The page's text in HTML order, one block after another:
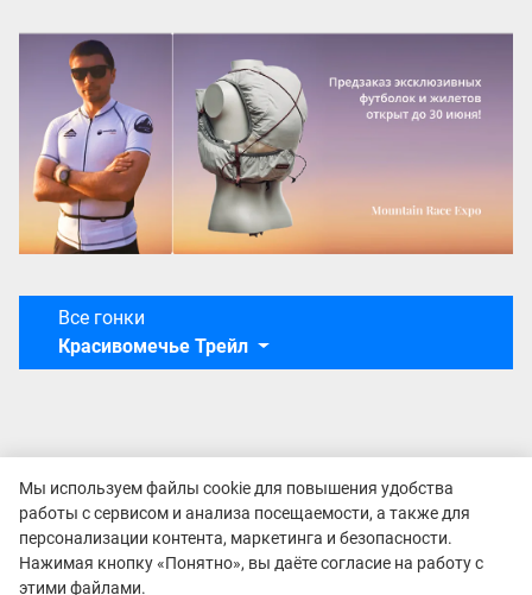
Все гонки
Красивомечье Трейл
Мы используем файлы cookie для повышения удобства
работы с сервисом и анализа посещаемости, а также для
персонализации контента, маркетинга и безопасности.
Нажимая кнопку «Понятно», вы даёте согласие на работу с
этими файлами.